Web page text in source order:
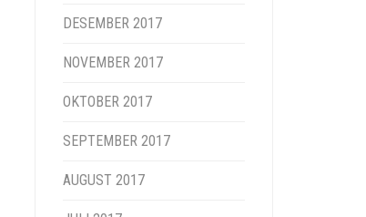
DESEMBER 2017
NOVEMBER 2017
OKTOBER 2017
SEPTEMBER 2017
AUGUST 2017